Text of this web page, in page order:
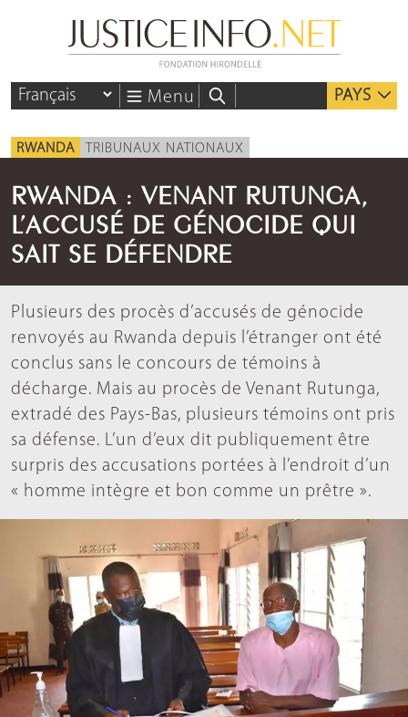
Menu PAYS
RWANDA TRIBUNAUX NATIONAUX
RWANDA : VENANT RUTUNGA,
L’ACCUSÉ DE GÉNOCIDE QUI
SAIT SE DÉFENDRE
Plusieurs des procès d’accusés de génocide
renvoyés au Rwanda depuis l’étranger ont été
conclus sans le concours de témoins à
décharge. Mais au procès de Venant Rutunga,
extradé des Pays-Bas, plusieurs témoins ont pris
sa défense. L’un d’eux dit publiquement être
surpris des accusations portées à l’endroit d’un
« homme intègre et bon comme un prêtre ».